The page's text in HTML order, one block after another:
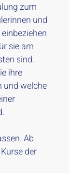
zum
und
sie am
sind.
ihre
und welche
Ab
der